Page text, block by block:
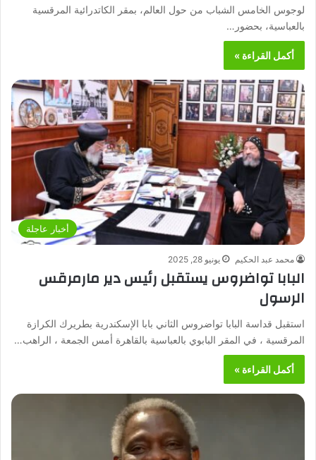
لوجوس الخامس الشباب من حول العالم، بمقر الكاتدرائية المرقسية
بالعباسية، بحضور…
أكمل القراءة »
أخبار عاجلة
محمد عبد الحكيم يونيو 28, 2025
البابا تواضروس يستقبل رئيس دير مارمرقس
الرسول
استقبل قداسة البابا تواضروس الثاني بابا الإسكندرية بطريرك الكرازة
المرقسية ، في المقر البابوي بالعباسية بالقاهرة أمس الجمعة ، الراهب…
أكمل القراءة »